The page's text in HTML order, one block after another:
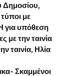
Δημοσίου,
με
για υπόθεση
την ταινία
ταινία, Ηλία
Σκαμμένοι